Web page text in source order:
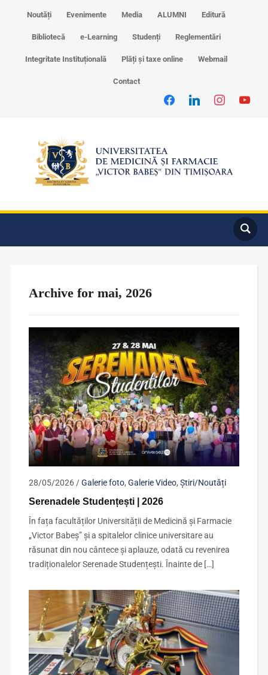
Noutăți Evenimente Media ALUMNI Editură
Bibliotecă e-Learning Studenți Reglementări
Integritate Instituțională Plăți și taxe online Webmail
Contact
Archive for mai, 2026
28/05/2026/Galerie foto, Galerie Video, Știri/Noutăți
Serenadele Studențești | 2026
În fața facultăților Universității de Medicină și Farmacie
„Victor Babeș” și a spitalelor clinice universitare au
răsunat din nou cântece și aplauze, odată cu revenirea
tradiționalelor Serenade Studențești. Înainte de […]